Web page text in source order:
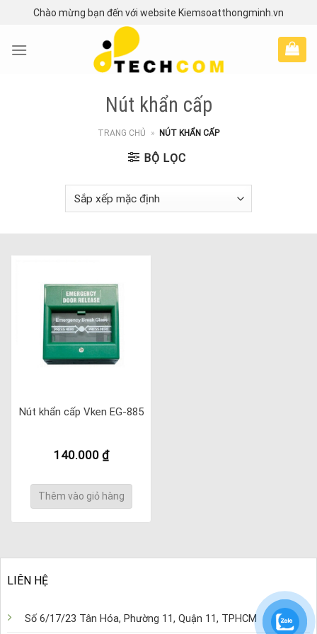
content
Chào mừng bạn đến với website Kiemsoatthongminh.vn
Nút khẩn cấp
TRANG CHỦ » NÚT KHẨN CẤP
BỘ LỌC
Nút khẩn cấp Vken EG-885
140.000 ₫
Thêm vào giỏ hàng
LIÊN HỆ
Số 6/17/23 Tân Hóa, Phường 11, Quận 11, TPHCM